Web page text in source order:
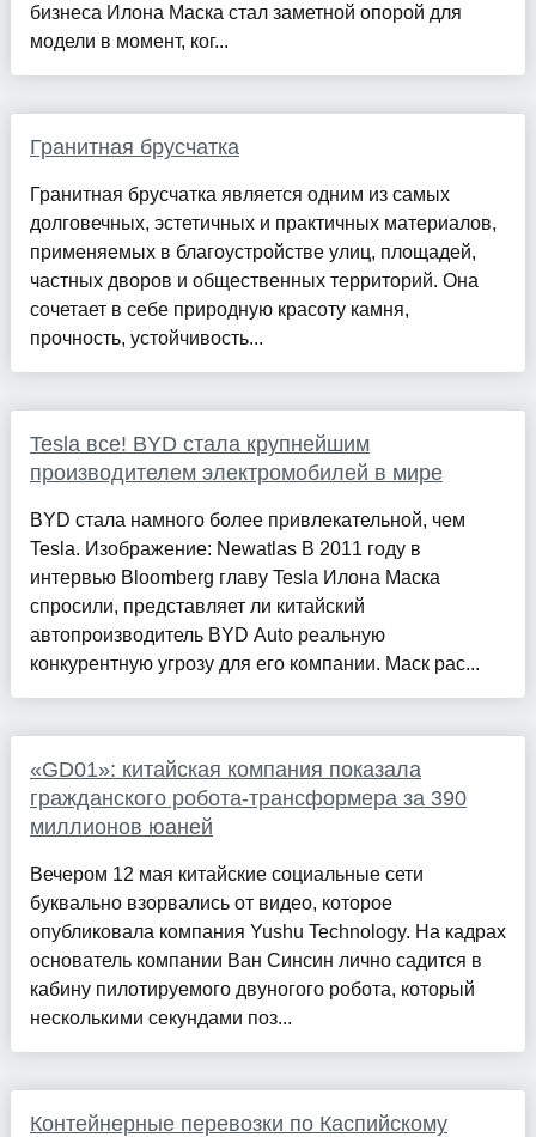
бизнеса Илона Маска стал заметной опорой для
модели в момент, ког...
Гранитная брусчатка
Гранитная брусчатка является одним из самых
долговечных, эстетичных и практичных материалов,
применяемых в благоустройстве улиц, площадей,
частных дворов и общественных территорий. Она
сочетает в себе природную красоту камня,
прочность, устойчивость...
Tesla все! BYD стала крупнейшим
производителем электромобилей в мире
BYD стала намного более привлекательной, чем
Tesla. Изображение: Newatlas В 2011 году в
интервью Bloomberg главу Tesla Илона Маска
спросили, представляет ли китайский
автопроизводитель BYD Auto реальную
конкурентную угрозу для его компании. Маск рас...
«GD01»: китайская компания показала
гражданского робота-трансформера за 390
миллионов юаней
Вечером 12 мая китайские социальные сети
буквально взорвались от видео, которое
опубликовала компания Yushu Technology. На кадрах
основатель компании Ван Синсин лично садится в
кабину пилотируемого двуногого робота, который
несколькими секундами поз...
Контейнерные перевозки по Каспийскому